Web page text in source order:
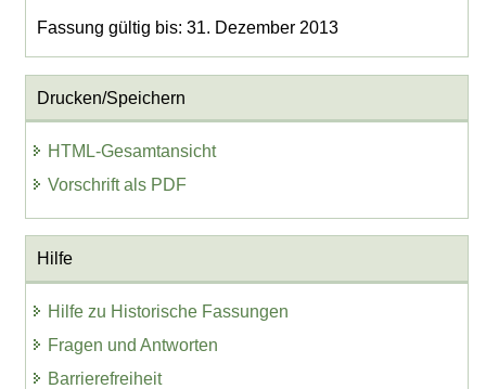
Fassung gültig bis: 31. Dezember 2013
Drucken/Speichern
HTML-Gesamtansicht
Vorschrift als PDF
Hilfe
Hilfe zu Historische Fassungen
Fragen und Antworten
Barrierefreiheit